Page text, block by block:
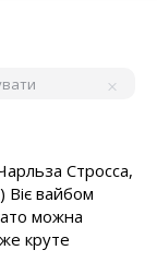
Стросса,
Віє вайбом
можна
круте